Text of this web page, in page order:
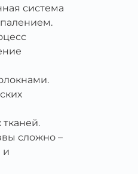
система
сложно –
и